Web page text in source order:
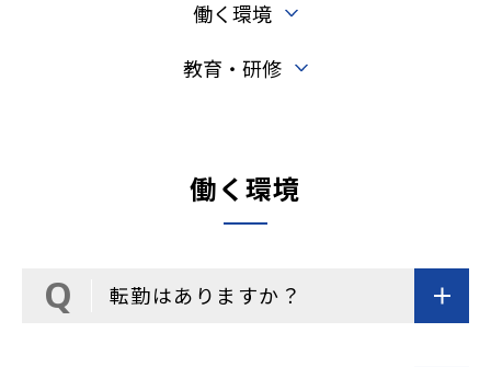
働く環境
教育・研修
働く環境
転勤はありますか？